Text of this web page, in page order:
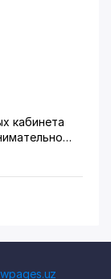
документы,